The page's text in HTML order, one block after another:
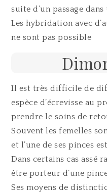
suite d’un passage
Les hybridation avec
ne sont pas possible
Il est très difficile de
espèce d’écrevisse au
prendre le soins de
Souvent les femelles
et l’une de ses pinces
Dans certains cas assé
être porteur d’une
Ses moyens de